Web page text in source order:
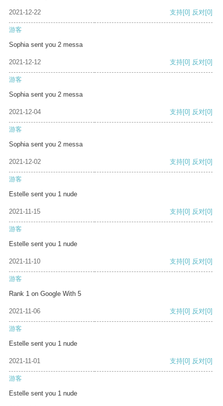
2021-12-22 支持[0] 反对[0]
游客
Sophia sent you 2 messa
2021-12-12 支持[0] 反对[0]
游客
Sophia sent you 2 messa
2021-12-04 支持[0] 反对[0]
游客
Sophia sent you 2 messa
2021-12-02 支持[0] 反对[0]
游客
Estelle sent you 1 nude
2021-11-15 支持[0] 反对[0]
游客
Estelle sent you 1 nude
2021-11-10 支持[0] 反对[0]
游客
Rank 1 on Google With 5
2021-11-06 支持[0] 反对[0]
游客
Estelle sent you 1 nude
2021-11-01 支持[0] 反对[0]
游客
Estelle sent you 1 nude